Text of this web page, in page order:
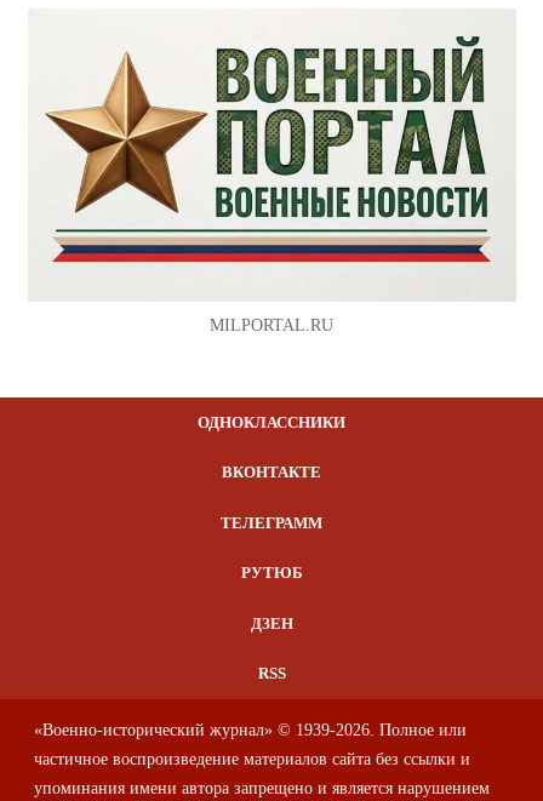
MILPORTAL.RU
ОДНОКЛАССНИКИ
ВКОНТАКТЕ
ТЕЛЕГРАММ
РУТЮБ
ДЗЕН
RSS
«Военно-исторический журнал» © 1939-2026. Полное или
частичное воспроизведение материалов сайта без ссылки и
упоминания имени автора запрещено и является нарушением